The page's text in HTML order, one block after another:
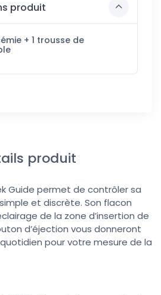
produit
+ 1 trousse de
produit
Guide permet de contrôler sa
et discrète. Son flacon
de la zone d’insertion de
d’éjection vous donneront
pour votre mesure de la